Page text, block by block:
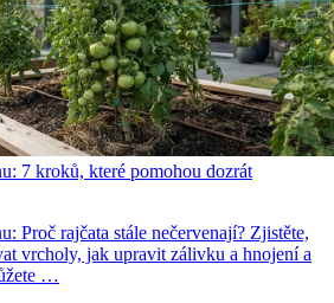
7 kroků, které pomohou dozrát
Proč rajčata stále nečervenají? Zjistěte,
vrcholy, jak upravit zálivku a hnojení a
…